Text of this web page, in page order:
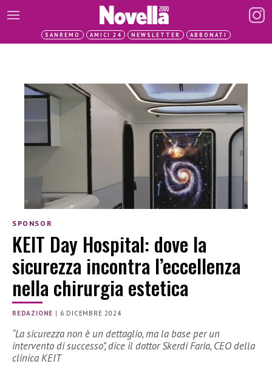
SANREMO AMICI 24 NEWSLETTER ABBONATI
SPONSOR
KEIT Day Hospital: dove la
sicurezza incontra l’eccellenza
nella chirurgia estetica
REDAZIONE | 6 DICEMBRE 2024
“La sicurezza non è un dettaglio, ma la base per un
intervento di successo”, dice il dottor Skerdi Faria, CEO della
clinica KEIT